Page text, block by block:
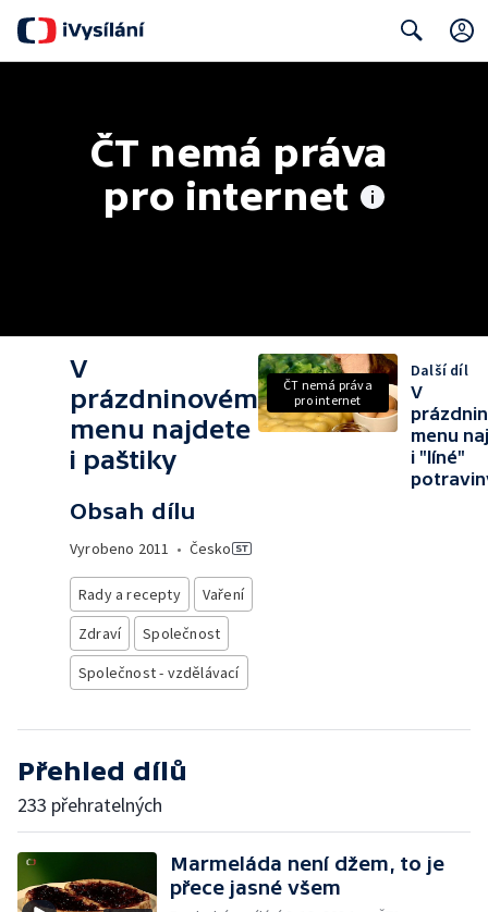
ČT nemá práva
pro internet
V
prázdninovém
menu najdete
i paštiky
Obsah dílu
Vyrobeno 2011 • Česko
Rady a recepty
Vaření
Zdraví
Společnost
Společnost - vzdělávací
ČT nemá práva
pro internet
Další díl
V
menu
i "líné"
Přehled dílů
233 přehratelných
Marmeláda není džem, to je
přece jasné všem